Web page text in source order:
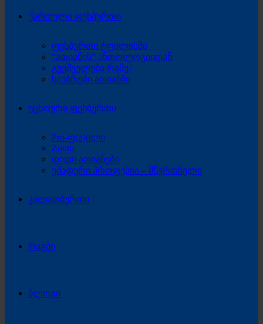
ქართული ფეხბურთი
ფეხბურთი ტფილისში
“ათიანის” ანთოლოგიიდან
გვეშველება რამე?
საუბრები ათიანში
უცხოური ფეხბურთი
Pro-ფ(ა)ილი
Zoom
დიდი ათიანები
უმადური პროფესია – მწვრთნელი
კალათბურთი
რაგბი
ბლოგი